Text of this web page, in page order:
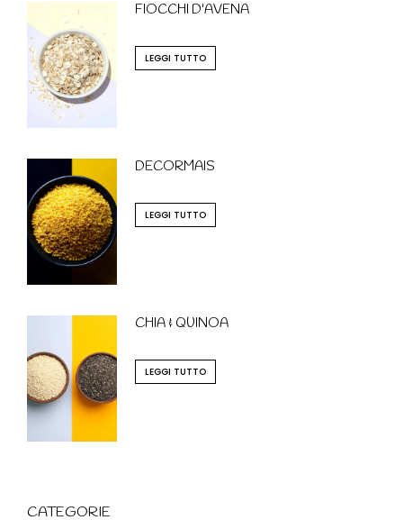
FIOCCHI D'AVENA
LEGGI TUTTO
DECORMAIS
LEGGI TUTTO
CHIA & QUINOA
LEGGI TUTTO
CATEGORIE